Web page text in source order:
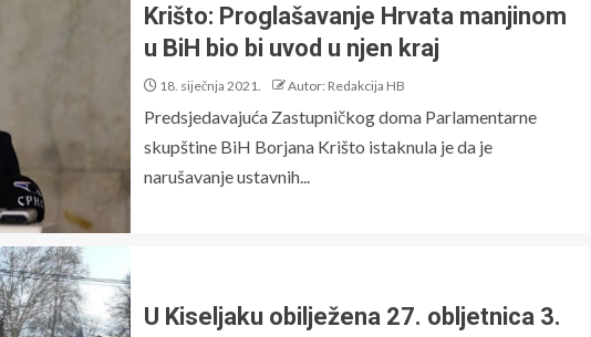
Krišto: Proglašavanje Hrvata manjinom
u BiH bio bi uvod u njen kraj
18. siječnja 2021. Autor: Redakcija HB
Predsjedavajuća Zastupničkog doma Parlamentarne
skupštine BiH Borjana Krišto istaknula je da je
narušavanje ustavnih...
U Kiseljaku obilježena 27. obljetnica 3.